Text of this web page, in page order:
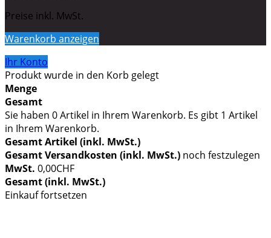
Preise inkl. MwSt.
Warenkorb anzeigen
Ihr Konto
Produkt wurde in den Korb gelegt
Menge
Gesamt
Sie haben 0Artikel in Ihrem Warenkorb. Es gibt 1 Artikel
in Ihrem Warenkorb.
Gesamt Artikel (inkl. MwSt.)
Gesamt Versandkosten (inkl. MwSt.) noch festzulegen
MwSt. 0,00CHF
Gesamt (inkl. MwSt.)
Einkauf fortsetzen